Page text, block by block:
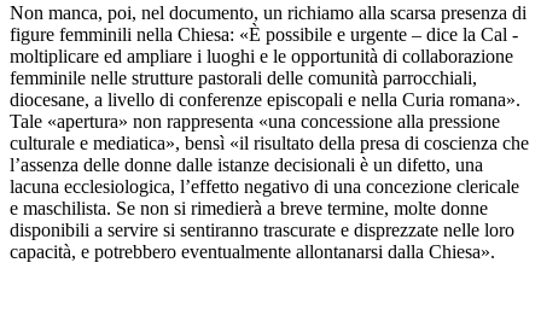
Non manca, poi, nel documento, un richiamo alla scarsa presenza di
figure femminili nella Chiesa: «È possibile e urgente – dice la Cal -
moltiplicare ed ampliare i luoghi e le opportunità di collaborazione
femminile nelle strutture pastorali delle comunità parrocchiali,
diocesane, a livello di conferenze episcopali e nella Curia romana».
Tale «apertura» non rappresenta «una concessione alla pressione
culturale e mediatica», bensì «il risultato della presa di coscienza che
l’assenza delle donne dalle istanze decisionali è un difetto, una
lacuna ecclesiologica, l’effetto negativo di una concezione clericale
e maschilista. Se non si rimedierà a breve termine, molte donne
disponibili a servire si sentiranno trascurate e disprezzate nelle loro
capacità, e potrebbero eventualmente allontanarsi dalla Chiesa».